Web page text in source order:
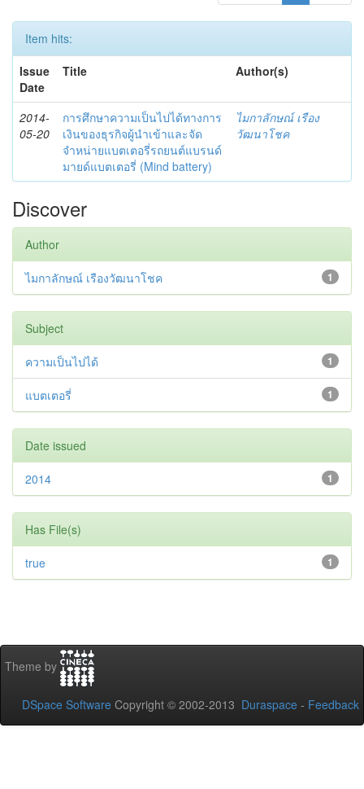
Item hits:
Issue
Date
Title Author(s)
2014-
05-20
การศึกษาความเป็นไปได้ทางการ
เงินของธุรกิจผู้นำเข้าและจัด
จำหน่ายแบตเตอรี่รถยนต์แบรนด์
มายด์แบตเตอรี่ (Mind battery)
ไมกาลักษณ์ เรือง
วัฒนาโชค
Discover
Author
1
ไมกาลักษณ์ เรืองวัฒนาโชค
Subject
1
ความเป็นไปได้
1
แบตเตอรี่
Date issued
1
2014
Has File(s)
1
true
Theme by
DSpace Software Copyright © 2002-2013 Duraspace - Feedback